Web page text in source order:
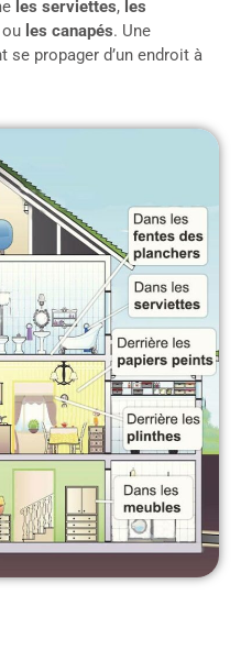
les serviettes, les
ou les canapés. Une
propager d’un endroit à